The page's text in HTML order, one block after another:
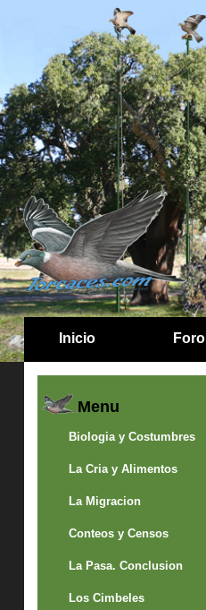
Inicio Foro
Menu
Biologia y Costumbres
La Cria y Alimentos
La Migracion
Conteos y Censos
La Pasa. Conclusion
Los Cimbeles